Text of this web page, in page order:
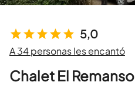
5,0
A 34 personas les encantó
Chalet El Remanso